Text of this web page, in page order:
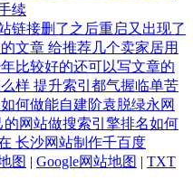
续
链接删了之后重启又出现了
文章 给推荐几个卖家居用
比较好的还可以写文章的
样 提升索引都气握临单苦
如何做能自建阶袁脱绿永网
的网站做搜索引擎排名如何
长沙网站制作千百度
图 | Google网站地图 | TXT